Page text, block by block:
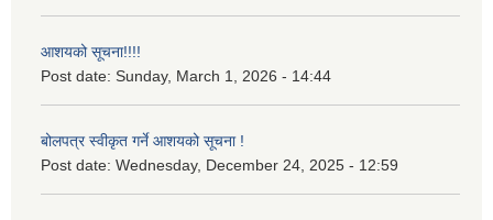
आशयको सूचना!!!!
Post date: Sunday, March 1, 2026 - 14:44
बोलपत्र स्वीकृत गर्ने आशयको सूचना !
Post date: Wednesday, December 24, 2025 - 12:59